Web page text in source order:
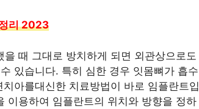
리 2023
때 그대로 방치하게 되면 외관상으로도
있습니다. 특히 심한 경우 잇몸뼈가 흡수
아를대신한 치료방법이 바로 임플란트입
이용하여 임플란트의 위치와 방향을 정하